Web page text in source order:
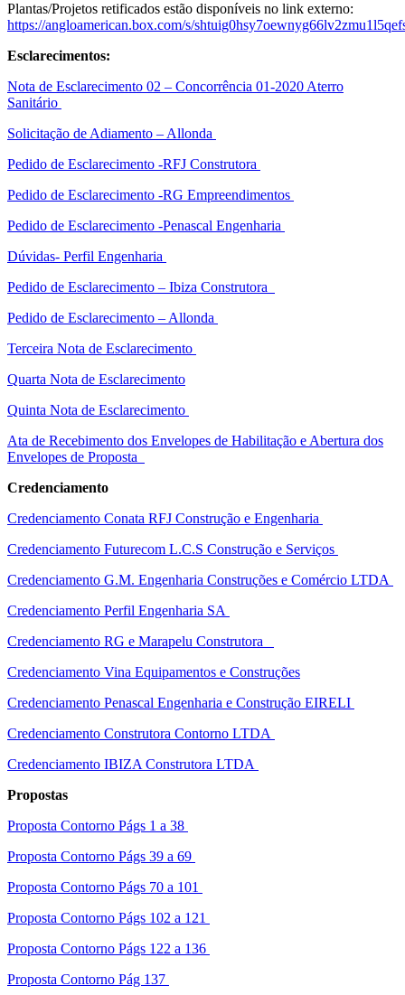
Plantas/Projetos retificados estão disponíveis no link externo:
https://angloamerican.box.com/s/
Esclarecimentos:
Nota de Esclarecimento 02 – Concorrência 01-2020 Aterro
Sanitário
Solicitação de Adiamento – Allonda
Pedido de Esclarecimento -RFJ Construtora
Pedido de Esclarecimento -RG Empreendimentos
Pedido de Esclarecimento -Penascal Engenharia
Dúvidas- Perfil Engenharia
Pedido de Esclarecimento – Ibiza Construtora
Pedido de Esclarecimento – Allonda
Terceira Nota de Esclarecimento
Quarta Nota de Esclarecimento
Quinta Nota de Esclarecimento
Ata de Recebimento dos Envelopes de Habilitação e Abertura dos
Envelopes de Proposta
Credenciamento
Credenciamento Conata RFJ Construção e Engenharia
Credenciamento Futurecom L.C.S Construção e Serviços
Credenciamento G.M. Engenharia Construções e Comércio LTDA
Credenciamento Perfil Engenharia SA
Credenciamento RG e Marapelu Construtora
Credenciamento Vina Equipamentos e Construções
Credenciamento Penascal Engenharia e Construção EIRELI
Credenciamento Construtora Contorno LTDA
Credenciamento IBIZA Construtora LTDA
Propostas
Proposta Contorno Págs 1 a 38
Proposta Contorno Págs 39 a 69
Proposta Contorno Págs 70 a 101
Proposta Contorno Págs 102 a 121
Proposta Contorno Págs 122 a 136
Proposta Contorno Pág 137